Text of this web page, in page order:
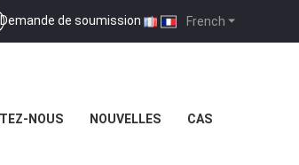
French
Demande de soumission |
NOUS NOUVELLES CAS